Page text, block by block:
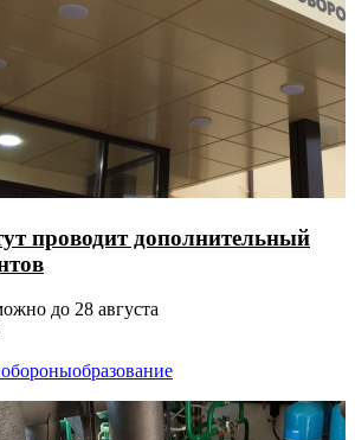
проводит дополнительный
Подать документы можно до 28 августа
образование